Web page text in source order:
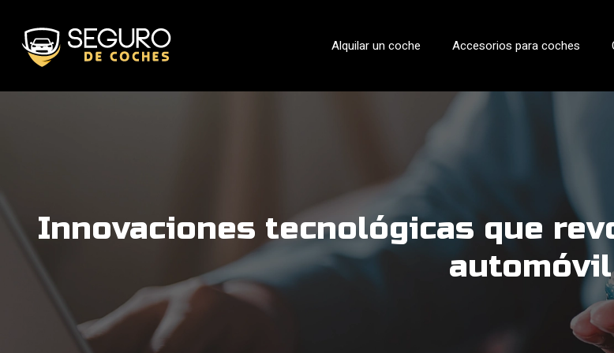
Alquilar un coche Accesorios para coches
Innovaciones tecnológicas que
automóvil